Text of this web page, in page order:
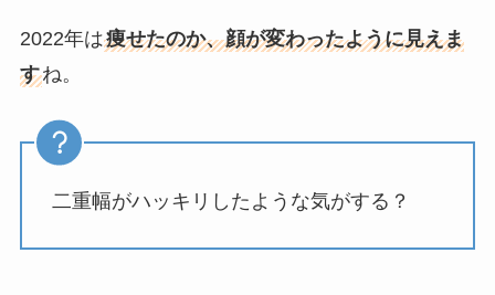
2022年は痩せたのか、顔が変わったように見えま
すね。
二重幅がハッキリしたような気がする？